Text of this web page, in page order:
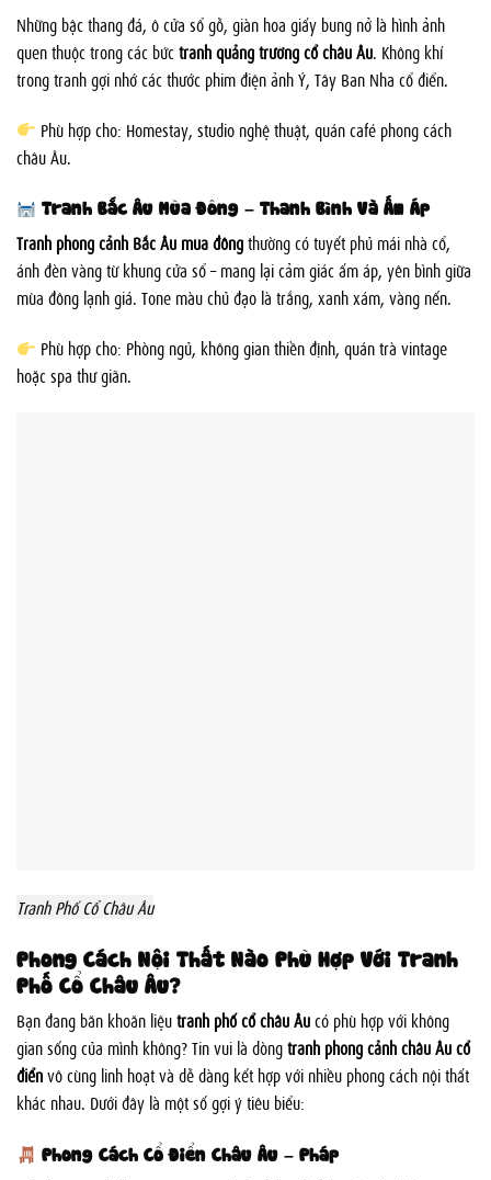
Những bậc thang đá, ô cửa sổ gỗ, giàn hoa giấy bung nở là hình ảnh
quen thuộc trong các bứctranh quảng trường cổ châu Âu. Không khí
trong tranh gợi nhớ các thước phim điện ảnh Ý, Tây Ban Nha cổ điển.
Phù hợp cho: Homestay, studio nghệ thuật, quán café phong cách
châu Âu.
Tranh Bắc Âu Mùa Đông – Thanh Bình Và Ấm Áp
Tranh phong cảnh Bắc Âu mùa đôngthường có tuyết phủ mái nhà cổ,
ánh đèn vàng từ khung cửa sổ – mang lại cảm giác ấm áp, yên bình giữa
mùa đông lạnh giá. Tone màu chủ đạo là trắng, xanh xám, vàng nến.
Phù hợp cho: Phòng ngủ, không gian thiền định, quán trà vintage
hoặc spa thư giãn.
Tranh Phố Cổ Châu Âu
Phong Cách Nội Thất Nào Phù Hợp Với Tranh
Phố Cổ Châu Âu?
Bạn đang băn khoăn liệutranh phố cổ châu Âucó phù hợp với không
gian sống của mình không? Tin vui là dòngtranh phong cảnh châu Âu cổ
điểnvô cùng linh hoạt và dễ dàng kết hợp với nhiều phong cách nội thất
khác nhau. Dưới đây là một số gợi ý tiêu biểu:
Phong Cách Cổ Điển Châu Âu – Pháp